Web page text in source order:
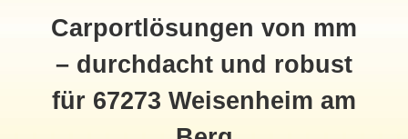
Carportlösungen von mm
– durchdacht und robust
für 67273 Weisenheim am